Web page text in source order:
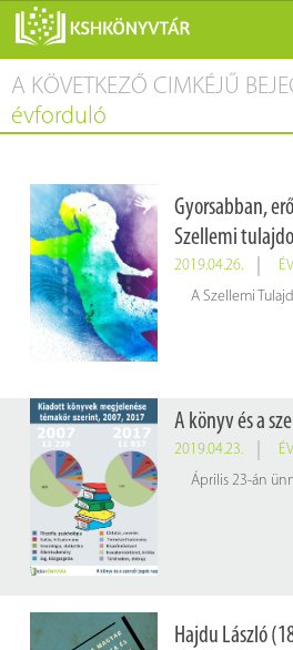
ONLINE KATALÓGUS
RÓLUNK
SZOLGÁLTATÁSOK
KONFERENCIÁK
ADATBÁZISOK
BLOG
A KÖVETKEZŐ CIMKÉJŰ
évforduló
Gyorsabban,
Szellemi
2019.04.26.
A könyv és a
2019.04.23.
Hajdu László